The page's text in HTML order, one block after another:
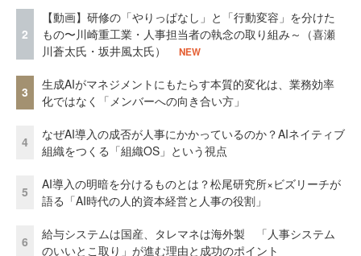
2
【動画】研修の「やりっぱなし」と「行動変容」を分けた
もの〜川崎重工業・人事担当者の執念の取り組み～（喜瀬
川蒼太氏・坂井風太氏）
NEW
3
生成AIがマネジメントにもたらす本質的変化は、業務効率
化ではなく「メンバーへの向き合い方」
4
なぜAI導入の成否が人事にかかっているのか？AIネイティブ
組織をつくる「組織OS」という視点
5
AI導入の明暗を分けるものとは？松尾研究所×ビズリーチが
語る「AI時代の人的資本経営と人事の役割」
6
給与システムは国産、タレマネは海外製 「人事システム
のいいとこ取り」が進む理由と成功のポイント